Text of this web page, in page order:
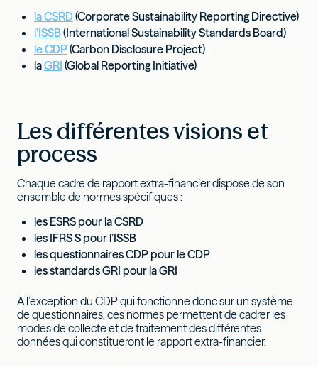
la CSRD(Corporate Sustainability Reporting Directive)
l’ISSB(International Sustainability Standards Board)
le CDP(Carbon Disclosure Project)
laGRI (Global Reporting Initiative)
Les différentes visions et
process
Chaque cadre de rapport extra-financier dispose de son
ensemble de normes spécifiques :
les ESRS pour la CSRD
les IFRS S pour l’ISSB
les questionnaires CDP pour le CDP
les standards GRI pour la GRI
A l’exception du CDP qui fonctionne donc sur un système
de questionnaires, ces normes permettent de cadrer les
modes de collecte et de traitement des différentes
données qui constitueront le rapport extra-financier.